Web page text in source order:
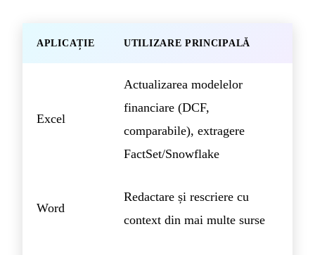
APLICAȚIE UTILIZARE PRINCIPALĂ
Excel
Actualizarea modelelor
financiare (DCF,
comparabile), extragere
FactSet/Snowflake
Word
Redactare și rescriere cu
context din mai multe surse